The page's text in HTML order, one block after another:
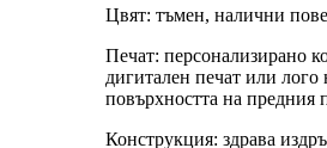
Цвят: тъмен, налични
Печат: персонализирано
дигитален печат или лого
повърхността на предния
Конструкция: здрава